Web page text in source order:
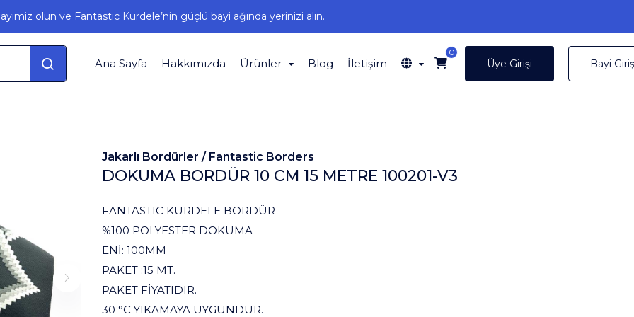
olun ve Fantastic Kurdele’nin güçlü bayi ağında yerinizi alın.
Ana Sayfa Hakkımızda Ürünler Blog İletişim
0
Üye Girişi Bayi
Jakarlı Bordürler / Fantastic Borders
DOKUMA BORDÜR 10 CM 15 METRE 100201-V3
FANTASTIC KURDELE BORDÜR
%100 POLYESTER DOKUMA
ENİ: 100MM
PAKET :15 MT.
PAKET FİYATIDIR.
30 °C YIKAMAYA UYGUNDUR.